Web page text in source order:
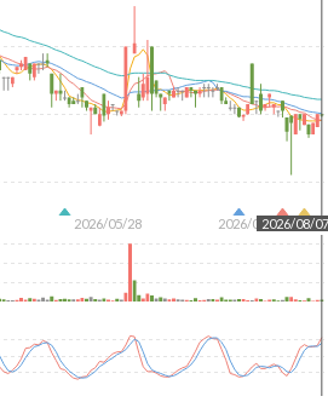
2026/05/28 2026/07/162026/08/07